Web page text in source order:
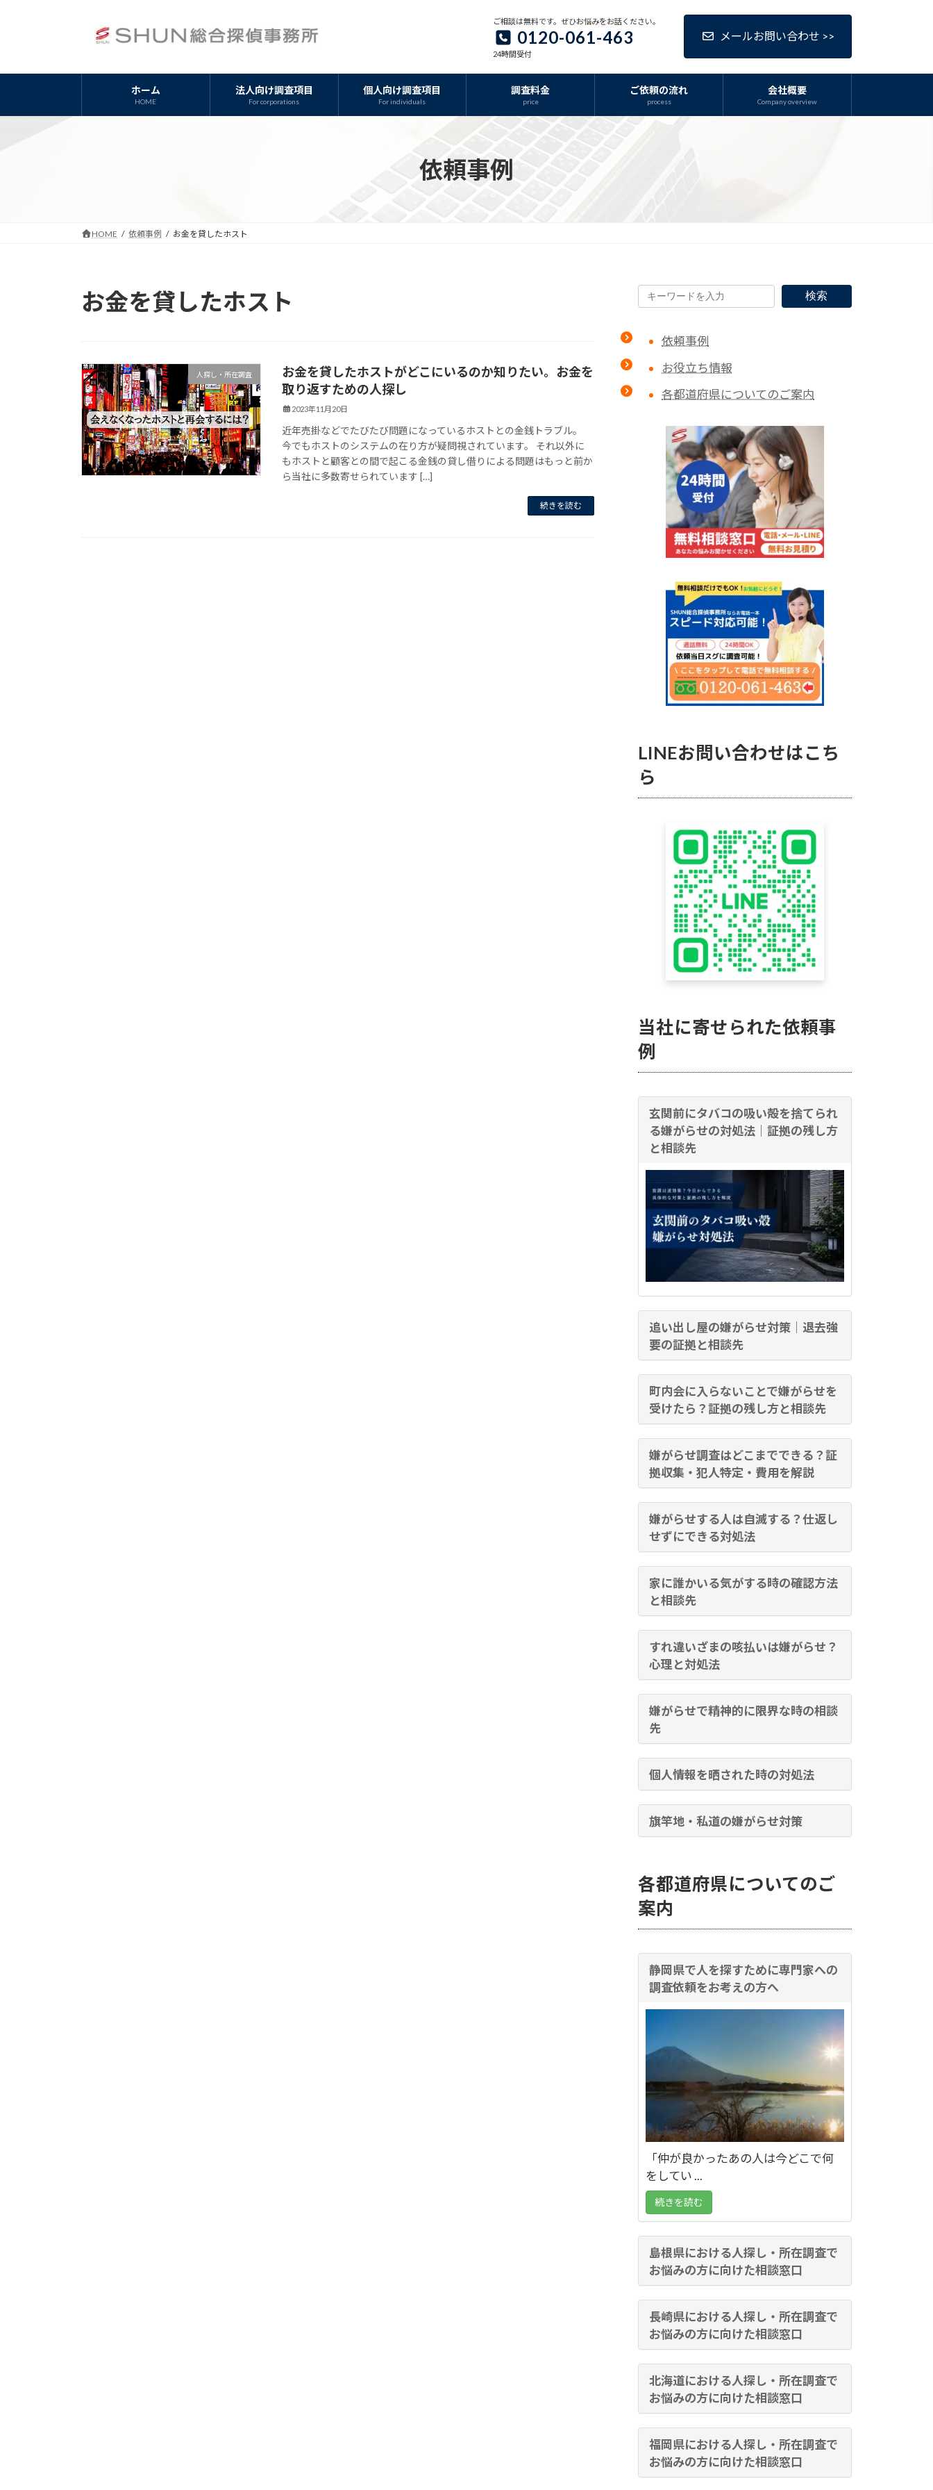
ツ
ス
シ
ン
ご相談は無料です。ぜひお悩みをお話ください。
0120-061-463
24時間受付
メールお問い合わせ >>
ホーム
HOME
法人向け調査項目
For corporations
個人向け調査項目
For individuals
調査料金
price
ご依頼の流れ
process
会社概要
Company overview
依頼事例
HOME 依頼事例 お金を貸したホスト
お金を貸したホスト
人探し・所在調査
お金を貸したホストがどこにいるのか知りたい。お金を
取り返すための人探し
2023年11月20日
近年売掛などでたびたび問題になっているホストとの金銭トラブル。
今でもホストのシステムの在り方が疑問視されています。 それ以外に
もホストと顧客との間で起こる金銭の貸し借りによる問題はもっと前か
ら当社に多数寄せられています […]
続きを読む
検索
依頼事例
お役立ち情報
各都道府県についてのご案内
LINEお問い合わせはこち
ら
当社に寄せられた依頼事
例
玄関前にタバコの吸い殻を捨てられ
る嫌がらせの対処法｜証拠の残し方
と相談先
追い出し屋の嫌がらせ対策｜退去強
要の証拠と相談先
町内会に入らないことで嫌がらせを
受けたら？証拠の残し方と相談先
嫌がらせ調査はどこまでできる？証
拠収集・犯人特定・費用を解説
嫌がらせする人は自滅する？仕返し
せずにできる対処法
家に誰かいる気がする時の確認方法
と相談先
すれ違いざまの咳払いは嫌がらせ？
心理と対処法
嫌がらせで精神的に限界な時の相談
先
個人情報を晒された時の対処法
旗竿地・私道の嫌がらせ対策
各都道府県についてのご
案内
静岡県で人を探すために専門家への
調査依頼をお考えの方へ
「仲が良かったあの人は今どこで何
をしてい ...
続きを読む
島根県における人探し・所在調査で
お悩みの方に向けた相談窓口
長崎県における人探し・所在調査で
お悩みの方に向けた相談窓口
北海道における人探し・所在調査で
お悩みの方に向けた相談窓口
福岡県における人探し・所在調査で
お悩みの方に向けた相談窓口